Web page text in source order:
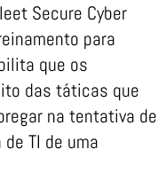
Secure Cyber
para
que os
das táticas que
na tentativa de
TI de uma